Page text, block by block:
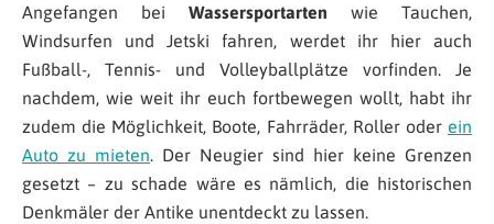
Angefangen bei Wassersportarten wie Tauchen,
Windsurfen und Jetski fahren, werdet ihr hier auch
Fußball-, Tennis- und Volleyballplätze vorfinden. Je
nachdem, wie weit ihr euch fortbewegen wollt, habt ihr
zudem die Möglichkeit, Boote, Fahrräder, Roller oder ein
Auto zu mieten . Der Neugier sind hier keine Grenzen
gesetzt – zu schade wäre es nämlich, die historischen
Denkmäler der Antike unentdeckt zu lassen.